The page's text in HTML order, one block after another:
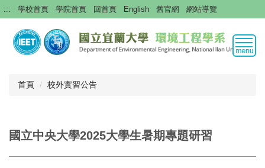
跳
到
要
::: 學校首頁 學院首頁 回首頁 English 舊官網 網站導覽
首頁 校外實習公告
國立中央大學2025大學生暑期專題研習